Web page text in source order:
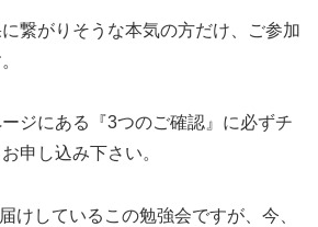
繋がりそうな本気の方だけ、ご参加
ジにある『3つのご確認』に必ずチ
申し込み下さい。
けしているこの勉強会ですが、今、